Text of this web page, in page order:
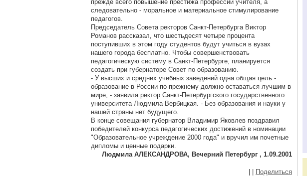
прежде всего повышение престижа профессии учителя, а
следовательно - моральное и материальное стимулирование
педагогов.
Председатель Совета ректоров Санкт-Петербурга Виктор
Романов рассказал, что шестьдесят четыре процента
поступивших в этом году студентов будут учиться в вузах
нашего города бесплатно. Чтобы совершенствовать
педагогическую систему в Санкт-Петербурге, планируется
создать при губернаторе Совет по образованию.
- У высших и средних учебных заведений одна общая цель -
образование в России по-прежнему должно оставаться лучшим в
мире, - заявила ректор Санкт-Петербургского государственного
университета Людмила Вербицкая. - Без образования и науки у
нашей страны нет будущего.
В конце совещания губернатор Владимир Яковлев поздравил
победителей конкурса педагогических достижений в номинации
"Образовательное учреждение 2000 года" и вручил им почетные
дипломы и ценные подарки.
Людмила АЛЕКСАНДРОВА, Вечерний Петербург , 1.09.2001
Поделиться